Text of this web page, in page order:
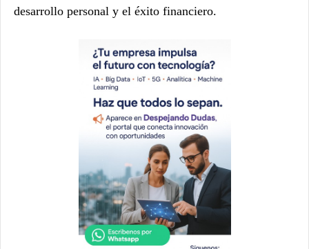
desarrollo personal y el éxito financiero.